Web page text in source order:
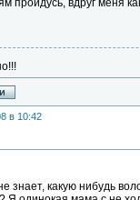
пройдусь, вдруг меня
в 10:42
знает, какую нибудь